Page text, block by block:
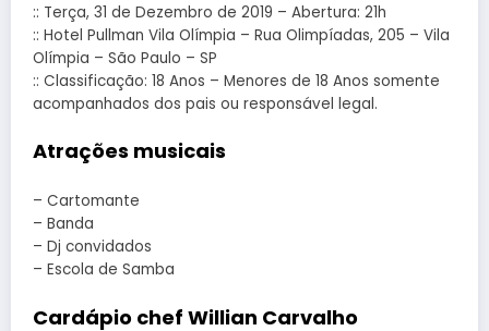
:: Terça, 31 de Dezembro de 2019 – Abertura: 21h
:: Hotel Pullman Vila Olímpia – Rua Olimpíadas, 205 – Vila
Olímpia – São Paulo – SP
:: Classificação: 18 Anos – Menores de 18 Anos somente
acompanhados dos pais ou responsável legal.
Atrações musicais
– Cartomante
– Banda
– Dj convidados
– Escola de Samba
Cardápio chef Willian Carvalho